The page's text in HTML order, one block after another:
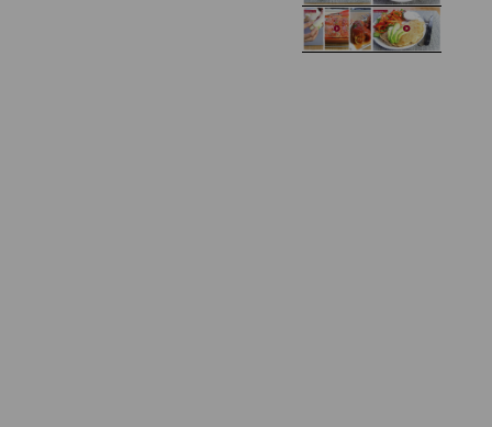
Domowe żelki
Zupa kurkowa z
selerem i pietruszką